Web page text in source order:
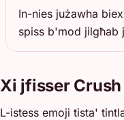
In-nies jużawha
spiss b'mod jilgħab
Xi jfisser
L-istess emoji tista'